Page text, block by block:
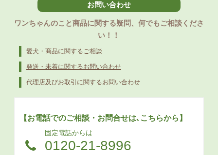
お問い合わせ
ワンちゃんのこと商品に関する疑問、何でもご相談くださ
い！！
愛犬・商品に関するご相談
発送・未着に関するお問い合わせ
代理店及びお取引に関するお問い合わせ
【お電話でのご相談・お問合せは､こちらから】
固定電話からは
0120-21-8996